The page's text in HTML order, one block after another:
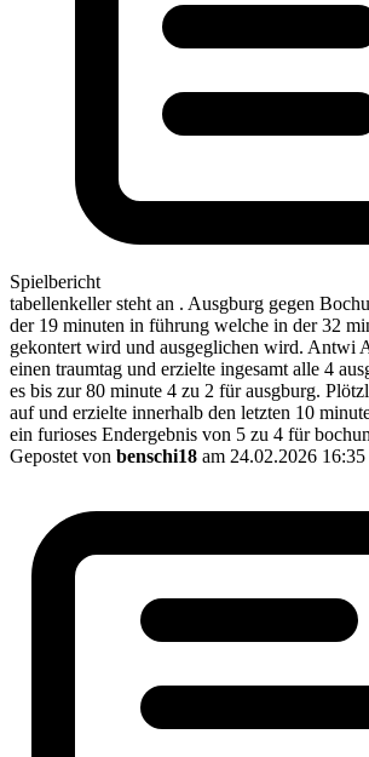
Spielbericht
tabellenkeller steht an . Ausgburg gegen
der 19 minuten in führung welche in der 32
gekontert wird und ausgeglichen wird. Antwi
einen traumtag und erzielte ingesamt alle 4
es bis zur 80 minute 4 zu 2 für ausgburg.
auf und erzielte innerhalb den letzten 10
ein furioses Endergebnis von 5 zu 4 für
Gepostet von benschi18 am 24.02.2026